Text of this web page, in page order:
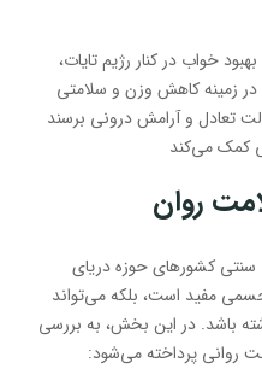
خواب در کنار رژیم تایات،
در زمینه کاهش وزن و سلامتی
تعادل و آرامش درونی برسند
کمک می‌کند
روان
سنتی کشورهای حوزه دریای
مفید است، بلکه می‌تواند
باشد. در این بخش، به بررسی
روانی پرداخته می‌شود: